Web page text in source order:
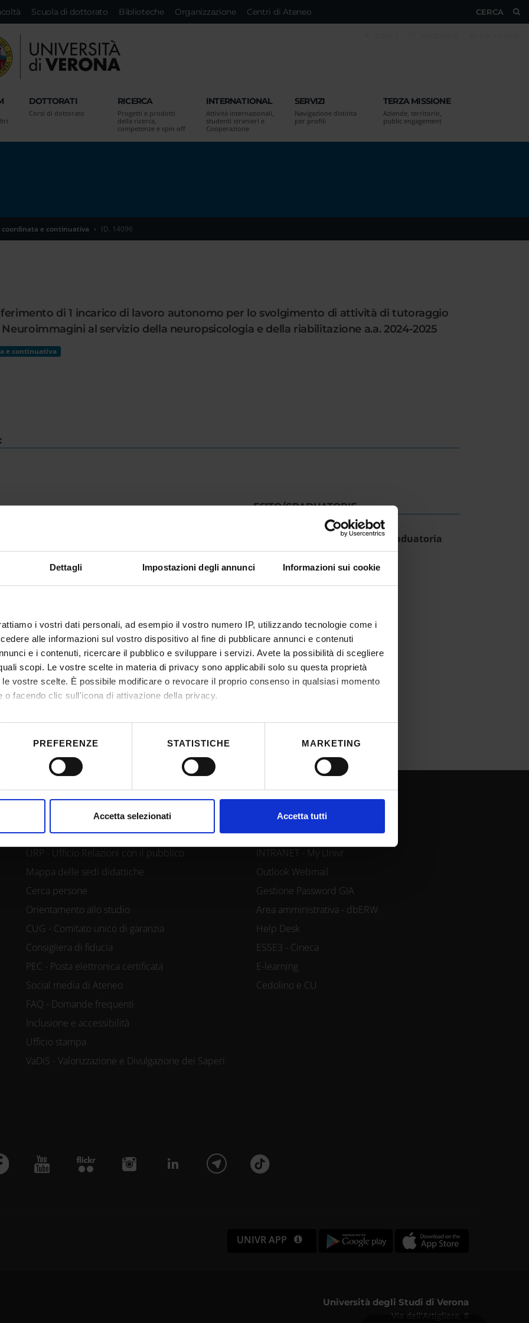
Dettagli Impostazioni degli annunci Informazioni sui cookie
i vostri dati personali, ad esempio il vostro numero IP, utilizzando tecnologie come i
alle informazioni sul vostro dispositivo al fine di pubblicare annunci e contenuti
e i contenuti, ricercare il pubblico e sviluppare i servizi. Avete la possibilità di scegliere
scopi. Le vostre scelte in materia di privacy sono applicabili solo su questa proprietà
vostre scelte. È possibile modificare o revocare il proprio consenso in qualsiasi momento
o facendo clic sull'icona di attivazione della privacy.
anche:
tua posizione geografica, con un'approssimazione di qualche metro,
elaborati i tuoi dati personali e imposta le tue preferenze nella
sezione dettagli . Puoi
contenuti ed annunci, per fornire funzionalità dei social media e per analizzare il
dei loro servizi.
PREFERENZE STATISTICHE MARKETING
Accetta selezionati Accetta tutti
CERCA
Scuola di dottorato Biblioteche Organizzazione Centri di Ateneo
DOTTORATI
Corsi di dottorato
RICERCA
Progetti e prodotti
della ricerca,
competenze e spin off
INTERNATIONAL
Attività internazionali,
studenti stranieri e
Cooperazione
SERVIZI
Navigazione distinta
per profili
TERZA MISSIONE
Aziende, territorio,
public engagement
coordinata e continuativa ID. 14096
di 1 incarico di lavoro autonomo per lo svolgimento di attività di tutoraggio
al servizio della neuropsicologia e della riabilitazione a.a. 2024-2025
e continuativa
ESITO/GRADUATORIE
Decreto approvazione atti - Graduatoria
concorso
IT | 171Kb
URP - Ufficio Relazioni con il pubblico
Mappa delle sedi didattiche
Cerca persone
Orientamento allo studio
CUG - Comitato unico di garanzia
Consigliera di fiducia
PEC - Posta elettronica certificata
Social media di Ateneo
FAQ - Domande frequenti
Inclusione e accessibilità
Ufficio stampa
VaDiS - Valorizzazione e Divulgazione dei Saperi
INTRANET - My Univr
Outlook Webmail
Gestione Password GIA
Area amministrativa - dbERW
Help Desk
ESSE3 - Cineca
E-learning
Cedolino e CU
UNIVR APP
Università degli Studi di Verona
Via dell'Artigliere, 8